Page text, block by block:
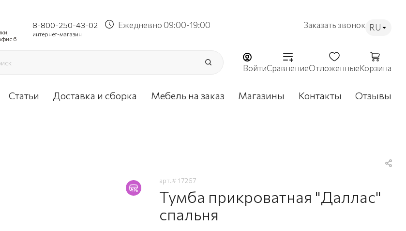
6
8-800-250-43-02
интернет-магазин
Ежедневно 09:00-19:00 Заказать звонок RU
ВойтиСравнениеОтложенныеКорзина
Статьи Доставка и сборка Мебель на заказ Магазины Контакты Отзывы
арт.# 17267
Тумба прикроватная "Даллас"
спальня